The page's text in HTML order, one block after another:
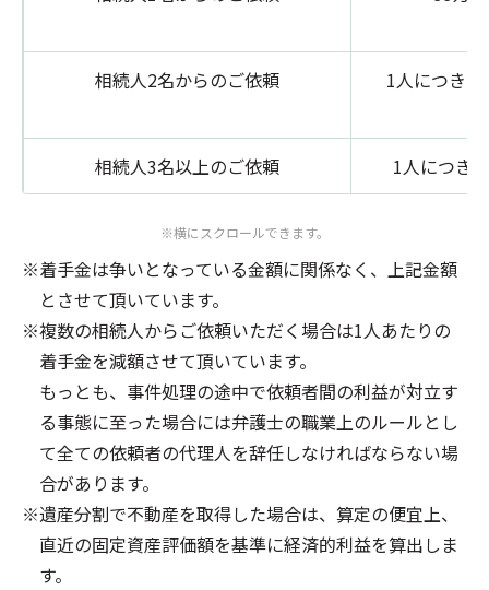
相続人2名からのご依頼 1人につき
相続人3名以上のご依頼 1人につき
※横にスクロールできます。
着手金は争いとなっている金額に関係なく、上記金額
とさせて頂いています。
複数の相続人からご依頼いただく場合は1人あたりの
着手金を減額させて頂いています。
もっとも、事件処理の途中で依頼者間の利益が対立す
る事態に至った場合には弁護士の職業上のルールとし
て全ての依頼者の代理人を辞任しなければならない場
合があります。
遺産分割で不動産を取得した場合は、算定の便宜上、
直近の固定資産評価額を基準に経済的利益を算出しま
す。